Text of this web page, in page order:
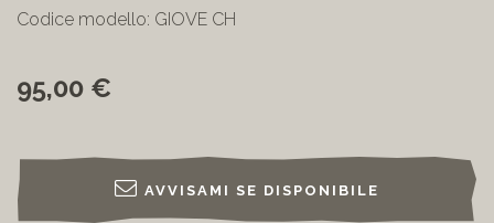
Codice modello: GIOVE CH
95,00 €
AVVISAMI SE DISPONIBILE